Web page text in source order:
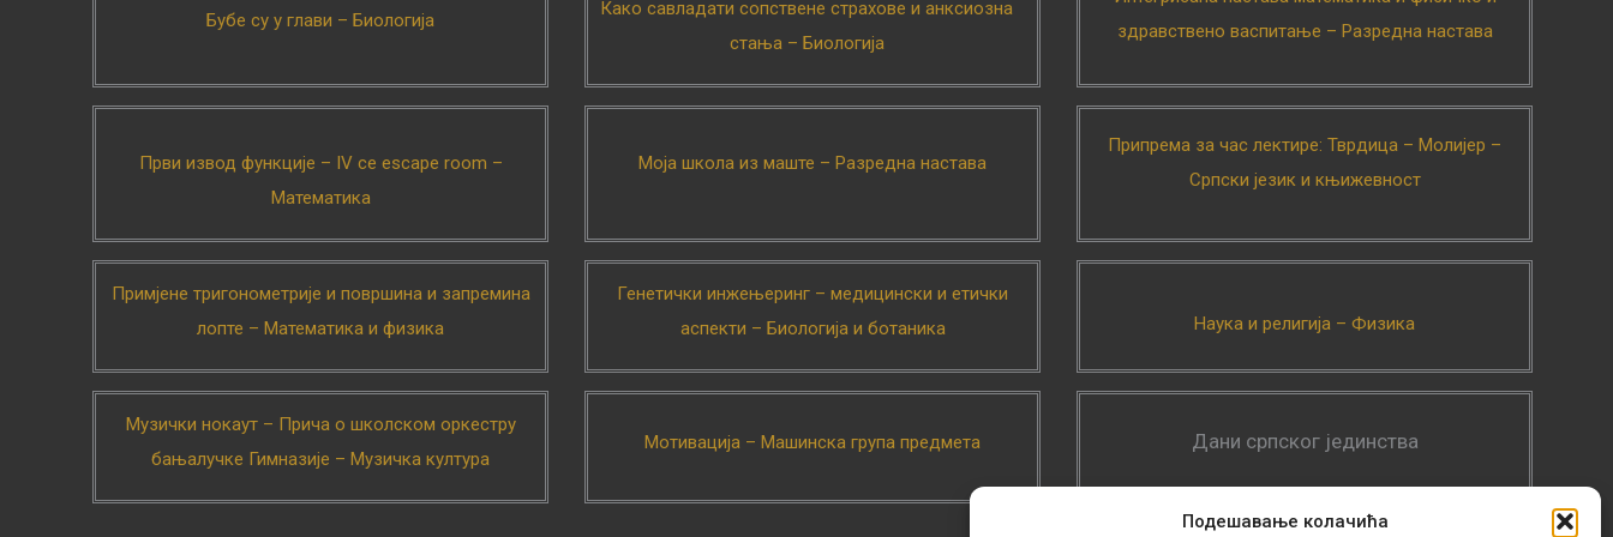
Подешавање колачића
Бубе су у глави – Биологија
Како савладати сопствене страхове и анксиозна
стања – Биологија
здравствено васпитање – Разредна настава
Први извод функције – IV се escape room –
Математика
Моја школа из маште – Разредна настава
Припрема за час лектире: Тврдица – Молијер –
Српски језик и књижевност
Примјене тригонометрије и површина и запремина
лопте – Математика и физика
Генетички инжењеринг – медицински и етички
аспекти – Биологија и ботаника
Наука и религија – Физика
Музички нокаут – Прича о школском оркестру
бањалучке Гимназије – Музичка култура
Мотивација – Машинска група предмета Дани српског јединства